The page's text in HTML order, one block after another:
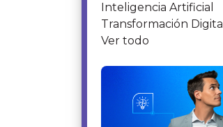
Inteligencia Artificial
Transformación Digital
Ver todo